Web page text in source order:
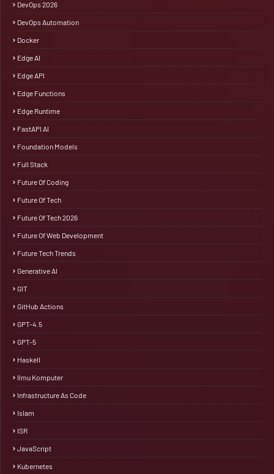
DevOps 2026
DevOps Automation
Docker
Edge AI
Edge API
Edge Functions
Edge Runtime
FastAPI AI
Foundation Models
Full Stack
Future Of Coding
Future Of Tech
Future Of Tech 2026
Future Of Web Development
Future Tech Trends
Generative AI
GIT
GitHub Actions
GPT-4.5
GPT-5
Haskell
Ilmu Komputer
Infrastructure As Code
Islam
ISR
JavaScript
Kubernetes